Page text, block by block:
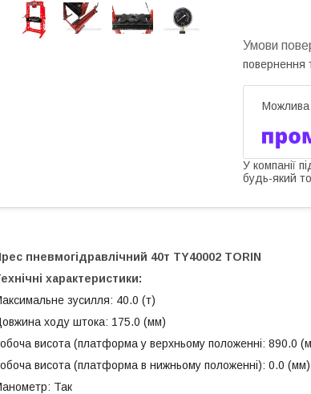
повернення
У компанії
будь-який
пневмогідравлічний 40т TY40002 TORIN
характеристики:
зусилля: 40.0 (т)
ходу штока: 175.0 (мм)
висота (платформа у верхньому положенні: 890.0
висота (платформа в нижньому положенні): 0.0 (мм)
Так